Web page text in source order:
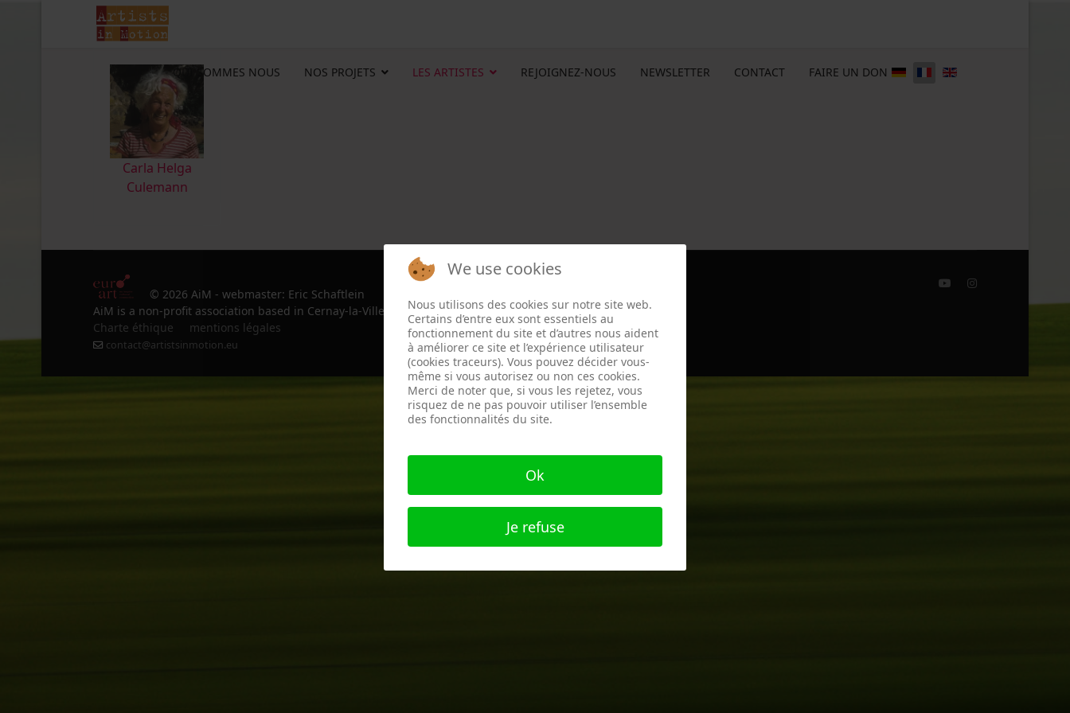
QUI SOMMES NOUS NOS PROJETS LES ARTISTES REJOIGNEZ-NOUS NEWSLETTER CONTACT FAIRE UN DON
Carla Helga
Culemann
© 2026 AiM - webmaster: Eric Schaftlein
AiM is a non-profit association based in Cernay-la-Ville, France since 2022
Charte éthique
mentions légales
contact@artistsinmotion.eu
We use cookies
Nous utilisons des cookies sur notre site web.
Certains d’entre eux sont essentiels au
fonctionnement du site et d’autres nous aident
à améliorer ce site et l’expérience utilisateur
(cookies traceurs). Vous pouvez décider vous-
même si vous autorisez ou non ces cookies.
Merci de noter que, si vous les rejetez, vous
risquez de ne pas pouvoir utiliser l’ensemble
des fonctionnalités du site.
Ok
Je refuse